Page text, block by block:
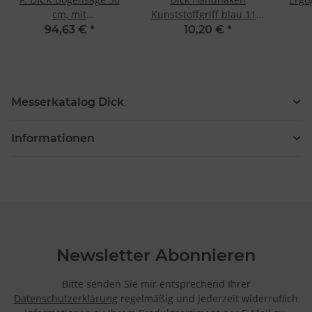
cm, mit
Schnellspannvorrichtung
94,63 € *
Kunststoffgriff blau 11 5
cm
10,20 € *
Messerkatalog Dick
Informationen
Newsletter Abonnieren
Bitte senden Sie mir entsprechend Ihrer
Datenschutzerklärung regelmäßig und jederzeit widerruflich